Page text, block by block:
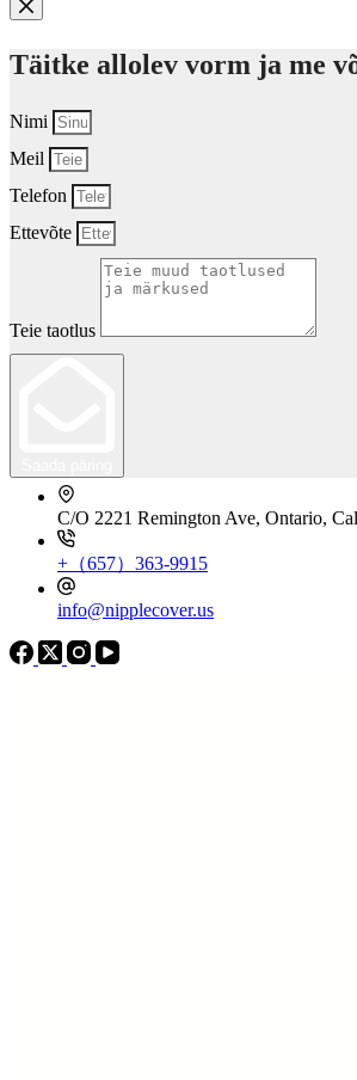
Täitke allolev vorm ja me
Nimi
Meil
Telefon
Ettevõte
Teie taotlus
C/O 2221 Remington Ave, Ontario,
+（657）363-9915
info@nipplecover.us